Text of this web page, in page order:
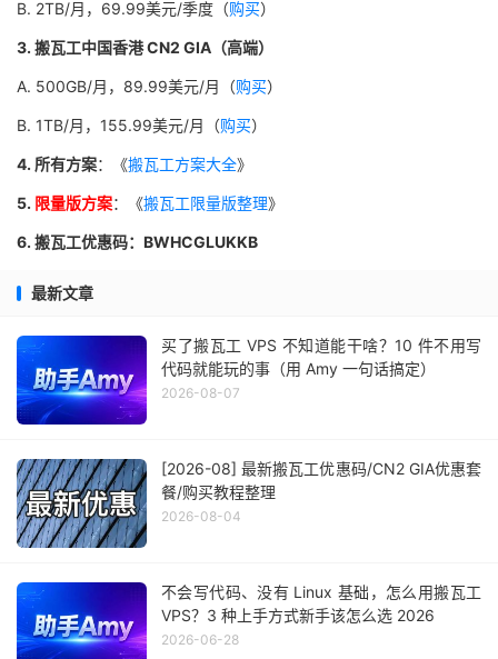
B. 2TB/月，69.99美元/季度（购买）
3. 搬瓦工中国香港 CN2 GIA（高端）
A. 500GB/月，89.99美元/月（购买）
B. 1TB/月，155.99美元/月（购买）
4. 所有方案：《搬瓦工方案大全》
5. 限量版方案：《搬瓦工限量版整理》
6. 搬瓦工优惠码：BWHCGLUKKB
最新文章
买了搬瓦工 VPS 不知道能干啥？10 件不用写
代码就能玩的事（用 Amy 一句话搞定）
2026-08-07
[2026-08] 最新搬瓦工优惠码/CN2 GIA优惠套
餐/购买教程整理
2026-08-04
不会写代码、没有 Linux 基础，怎么用搬瓦工
VPS？3 种上手方式新手该怎么选 2026
2026-06-28